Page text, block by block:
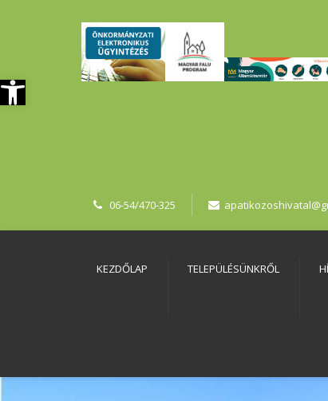
Eszköztár megnyitása
06-54/470-325
KEZDŐLAP TELEPÜLÉSÜNKRŐL